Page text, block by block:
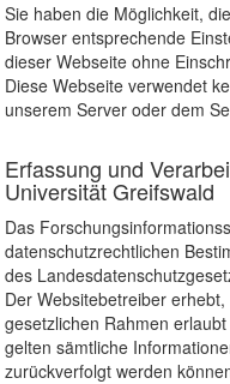
Sie haben die Möglichkeit,
Browser entsprechende
dieser Webseite ohne
Diese Webseite verwendet
unserem Server oder dem
Erfassung und
Universität Greifswald
Das
datenschutzrechtlichen
des
Der Websitebetreiber
gesetzlichen Rahmen
gelten sämtliche
zurückverfolgt werden